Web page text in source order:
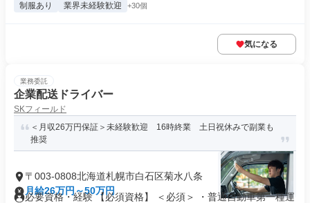
制服あり 業界未経験歓迎 +30個
気になる
業務委託
企業配送ドライバー
SKフィールド
＜月収26万円保証＞未経験歓迎 16時終業 土日祝休みで副業も
推奨
〒003-0808北海道札幌市白石区菊水八条
月給26万円～50万円
必要資格・経験 【必須資格】 ＜必須＞ ・普通自動車第一種運